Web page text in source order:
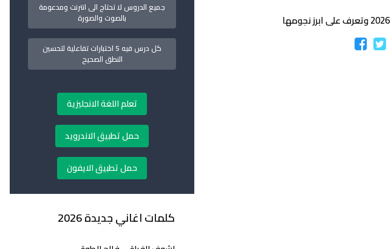
جميع الدروس لا تحتاج الى انترنت ومدعومة
بالصوت والصورة
كل درس فيه 5 اختبارات تفاعلية لتحسين
النطق الصحيح
تعلم اللغة الانجليزية
حمل تطبيق الاندرويد
حمل تطبيق الايفون
كلمات اغاني جديدة 2026